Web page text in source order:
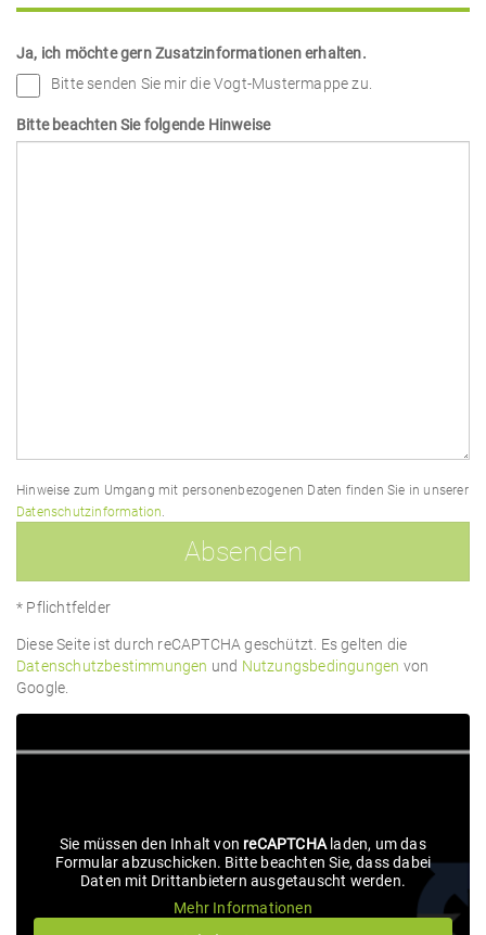
Ja, ich möchte gern Zusatzinformationen erhalten.
Bitte senden Sie mir die Vogt-Mustermappe zu.
Bitte beachten Sie folgende Hinweise
Bitte
lasse
Hinweise zum Umgang mit personenbezogenen Daten finden Sie in unserer
Datenschutzinformation
* Pflichtfelder
Diese Seite ist durch reCAPTCHA geschützt. Es gelten die
Datenschutzbestimmungen und Nutzungsbedingungen von
Google.
Sie müssen den Inhalt von reCAPTCHA laden, um das
Formular abzuschicken. Bitte beachten Sie, dass dabei
Daten mit Drittanbietern ausgetauscht werden.
Mehr Informationen